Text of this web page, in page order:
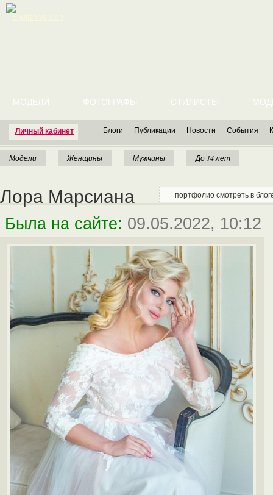
Личный кабинет
МОДЕЛИ ФОТОГРАФЫ СТИЛИСТЫ
Блоги Публикации Новости События
Модели Женщины Мужчины До 14 лет
Лора Марсиана портфолио смотреть в
Была на сайте: 09.05.2022, 10:12